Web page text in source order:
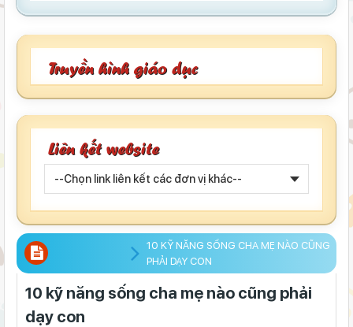
Truyền hình giáo dục
Liên kết website
10 KỸ NĂNG SỐNG CHA MẸ NÀO CŨNG
PHẢI DẠY CON
10 kỹ năng sống cha mẹ nào cũng phải
dạy con